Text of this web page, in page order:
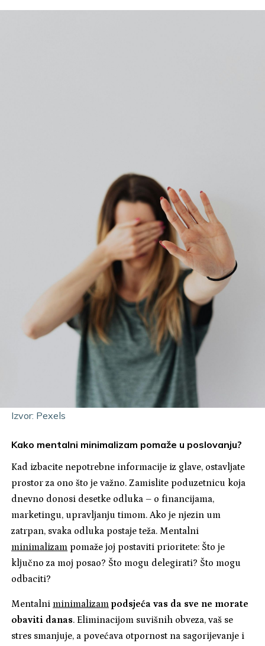
Izvor: Pexels
Kako mentalni minimalizam pomaže u poslovanju?
Kad izbacite nepotrebne informacije iz glave, ostavljate
prostor za ono što je važno. Zamislite poduzetnicu koja
dnevno donosi desetke odluka – o financijama,
marketingu, upravljanju timom. Ako je njezin um
zatrpan, svaka odluka postaje teža. Mentalni
minimalizam pomaže joj postaviti prioritete: Što je
ključno za moj posao? Što mogu delegirati? Što mogu
odbaciti?
Mentalni minimalizam podsjeća vas da sve ne morate
obaviti danas. Eliminacijom suvišnih obveza, vaš se
stres smanjuje, a povećava otpornost na sagorijevanje i